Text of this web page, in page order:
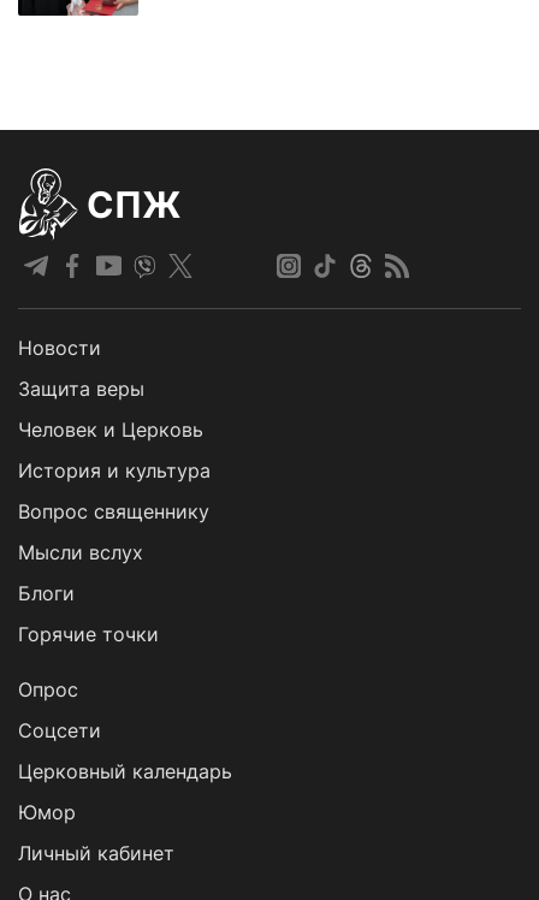
СПЖ
Новости
Защита веры
Человек и Церковь
История и культура
Вопрос священнику
Мысли вслух
Блоги
Горячие точки
Опрос
Cоцсети
Церковный календарь
Юмор
Личный кабинет
О нас